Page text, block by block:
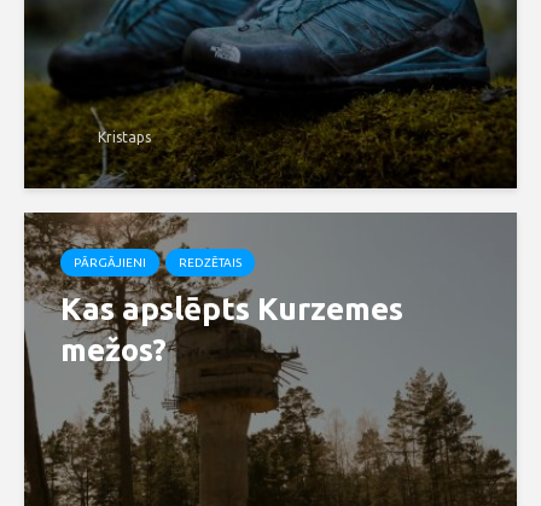
Kristaps
PĀRGĀJIENI REDZĒTAIS
Kas apslēpts Kurzemes
mežos?